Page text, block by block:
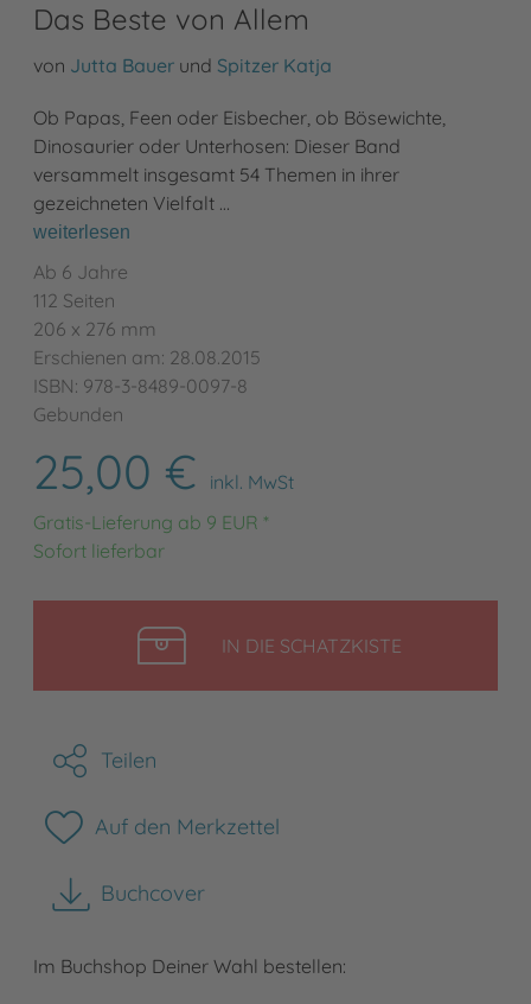
Das Beste von Allem
von Jutta Bauer und Spitzer Katja
Ob Papas, Feen oder Eisbecher, ob Bösewichte,
Dinosaurier oder Unterhosen: Dieser Band
versammelt insgesamt 54 Themen in ihrer
gezeichneten Vielfalt …
weiterlesen
Ab 6 Jahre
112 Seiten
206 x 276 mm
Erschienen am: 28.08.2015
ISBN: 978-3-8489-0097-8
Gebunden
25,00 €
inkl. MwSt
Gratis-Lieferung ab 9 EUR *
Sofort lieferbar
IN DIE SCHATZKISTELEGEN
Teilen
Auf den Merkzettel
Buchcover
herunterladen
Im Buchshop Deiner Wahl bestellen: